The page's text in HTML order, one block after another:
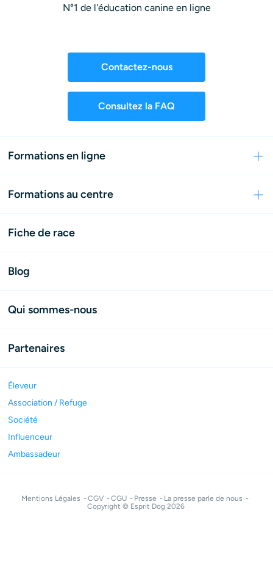
N°1 de l'éducation canine en ligne
Contactez-nous
Consultez la FAQ
Formations en ligne
Formations au centre
Fiche de race
Blog
Qui sommes-nous
Partenaires
Éleveur
Association / Refuge
Société
Influenceur
Ambassadeur
Mentions Légales CGV CGU Presse
La presse parle de nous
Copyright © Esprit Dog 2026